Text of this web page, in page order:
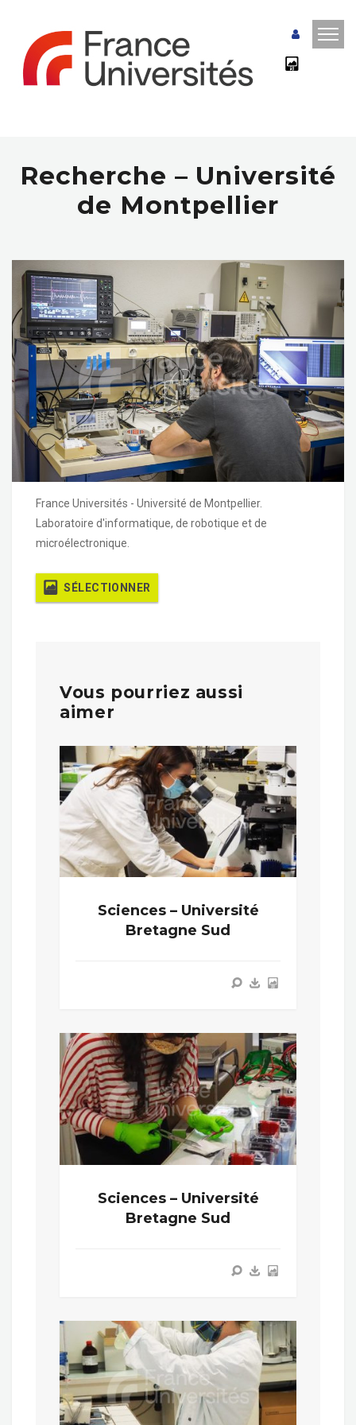
Recherche – Université
de Montpellier
France Universités - Université de Montpellier.
Laboratoire d'informatique, de robotique et de
microélectronique.
SÉLECTIONNER
Vous pourriez aussi
aimer
Sciences – Université
Bretagne Sud
Sciences – Université
Bretagne Sud